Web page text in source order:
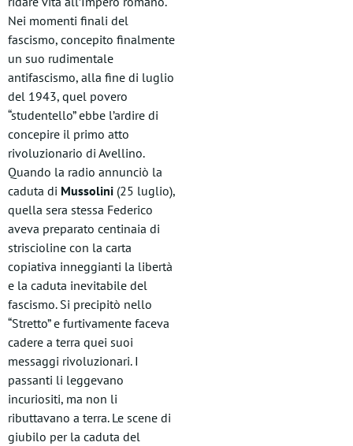
Nei momenti finali del
fascismo, concepito finalmente
un suo rudimentale
antifascismo, alla fine di luglio
del 1943, quel povero
“studentello” ebbe l’ardire di
concepire il primo atto
rivoluzionario di Avellino.
Quando la radio annunciò la
caduta di Mussolini (25 luglio),
quella sera stessa Federico
aveva preparato centinaia di
striscioline con la carta
copiativa inneggianti la libertà
e la caduta inevitabile del
fascismo. Si precipitò nello
“Stretto” e furtivamente faceva
cadere a terra quei suoi
messaggi rivoluzionari. I
passanti li leggevano
incuriositi, ma non li
ributtavano a terra. Le scene di
giubilo per la caduta del